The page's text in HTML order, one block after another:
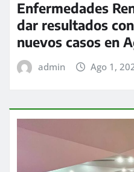
Enfermedades
dar resultados
nuevos casos en
admin Ago 1,